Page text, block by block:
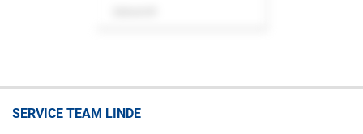
SERVICE TEAM LINDE